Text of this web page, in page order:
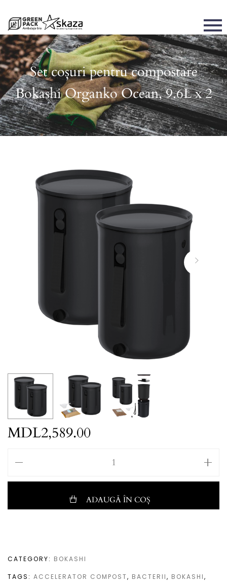
Set coșuri pentru compostare
Bokashi Organko Ocean, 9.6L x 2
MDL2,589.00
ADAUGĂ ÎN COȘ
CATEGORY: BOKASHI
TAGS: ACCELERATOR COMPOST, BACTERII, BOKASHI,